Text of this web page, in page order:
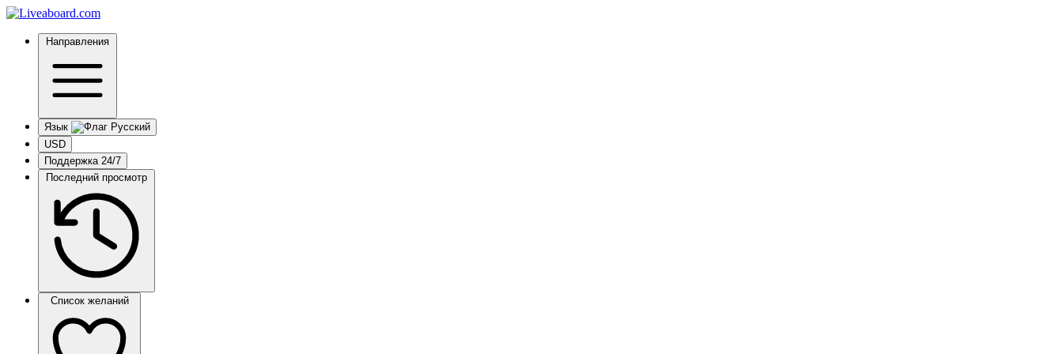
Направления
Язык
USD
Поддержка 24/7
Последний просмотр
Список желаний